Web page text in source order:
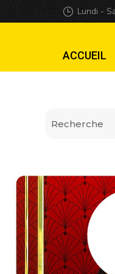
Lundi -
ACCUEIL